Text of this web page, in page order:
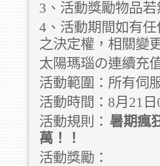
3、活動獎勵物品
4、活動期間如有
之決定權，相關變
太陽瑪瑙の連續充
活動範圍：所有伺
活動時間：8月21
活動規則： 暑期瘋
萬！！
活動獎勵：